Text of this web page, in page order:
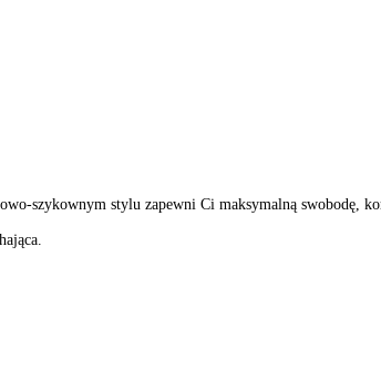
szykownym stylu zapewni Ci maksymalną swobodę,